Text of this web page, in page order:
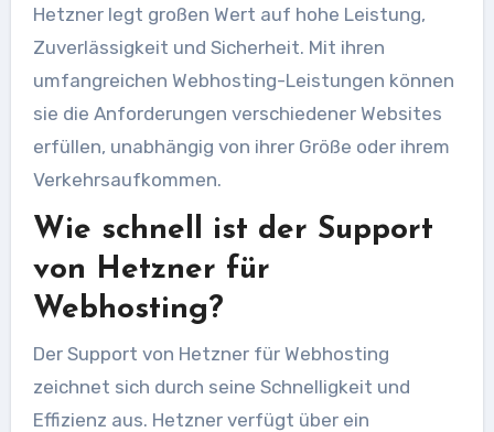
Hetzner legt großen Wert auf hohe Leistung,
Zuverlässigkeit und Sicherheit. Mit ihren
umfangreichen Webhosting-Leistungen können
sie die Anforderungen verschiedener Websites
erfüllen, unabhängig von ihrer Größe oder ihrem
Verkehrsaufkommen.
Wie schnell ist der Support
von Hetzner für
Webhosting?
Der Support von Hetzner für Webhosting
zeichnet sich durch seine Schnelligkeit und
Effizienz aus. Hetzner verfügt über ein